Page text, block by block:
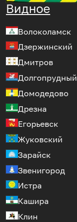
Видное
Волоколамск
Дзержинский
Дмитров
Долгопрудный
Домодедово
Дрезна
Егорьевск
Жуковский
Зарайск
Звенигород
Истра
Кашира
Клин